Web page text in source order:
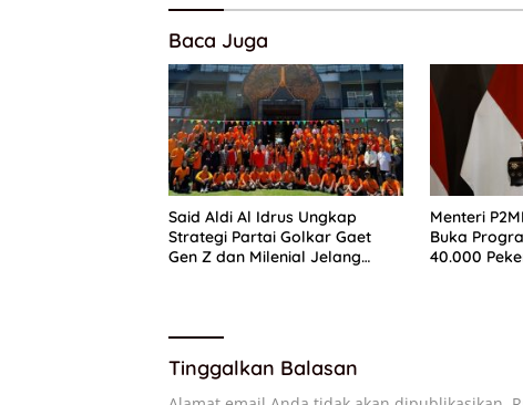
Baca Juga
Said Aldi Al Idrus Ungkap
Strategi Partai Golkar Gaet
Gen Z dan Milenial Jelang
Menteri
Buka
40.000
Tinggalkan Balasan